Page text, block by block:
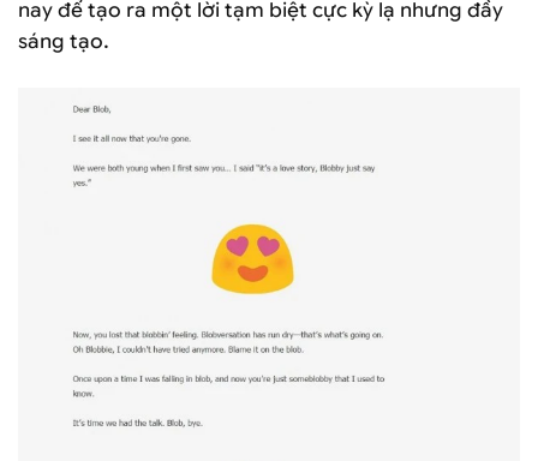
nay để tạo ra một lời tạm biệt cực kỳ lạ nhưng đầy
sáng tạo.